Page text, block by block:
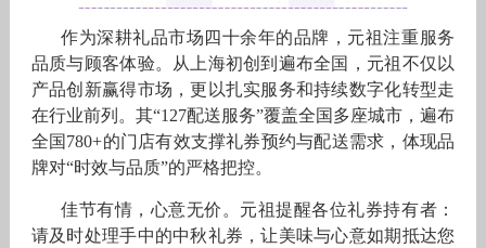
作为深耕礼品市场四十余年的品牌，元祖注重服务
品质与顾客体验。从上海初创到遍布全国，元祖不仅以
产品创新赢得市场，更以扎实服务和持续数字化转型走
在行业前列。其“127配送服务”覆盖全国多座城市，遍布
全国780+的门店有效支撑礼券预约与配送需求，体现品
牌对“时效与品质”的严格把控。
佳节有情，心意无价。元祖提醒各位礼券持有者：
请及时处理手中的中秋礼券，让美味与心意如期抵达您